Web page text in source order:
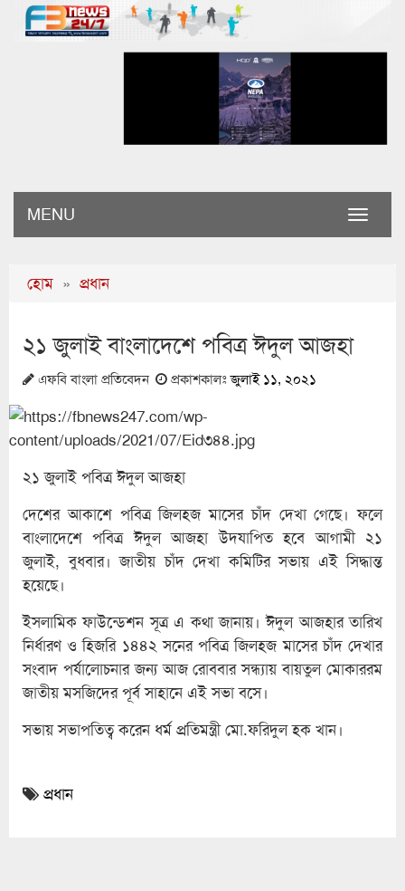
Toggle
MENU
হোম » প্রধান
২১ জুলাই বাংলাদেশে পবিত্র ঈদুল আজহা
এফবি বাংলা প্রতিবেদন প্রকাশকালঃজুলাই ১১, ২০২১
২১ জুলাই পবিত্র ঈদুল আজহা
দেশের আকাশে পবিত্র জিলহজ মাসের চাঁদ দেখা গেছে। ফলে
বাংলাদেশে পবিত্র ঈদুল আজহা উদযাপিত হবে আগামী ২১
জুলাই, বুধবার। জাতীয় চাঁদ দেখা কমিটির সভায় এই সিদ্ধান্ত
হয়েছে।
ইসলামিক ফাউন্ডেশন সূত্র এ কথা জানায়। ঈদুল আজহার তারিখ
নির্ধারণ ও হিজরি ১৪৪২ সনের পবিত্র জিলহজ মাসের চাঁদ দেখার
সংবাদ পর্যালোচনার জন্য আজ রোববার সন্ধ্যায় বায়তুল মোকাররম
জাতীয় মসজিদের পূর্ব সাহানে এই সভা বসে।
সভায় সভাপতিত্ব করেন ধর্ম প্রতিমন্ত্রী মো.ফরিদুল হক খান।
প্রধান